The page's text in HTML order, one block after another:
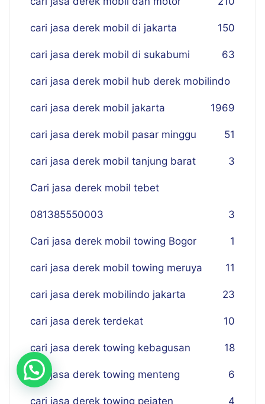
cari jasa derek mobil di jakarta 150
cari jasa derek mobil di sukabumi 63
cari jasa derek mobil hub derek mobilindo
69
cari jasa derek mobil jakarta 19
cari jasa derek mobil pasar minggu 51
cari jasa derek mobil tanjung barat 3
Cari jasa derek mobil tebet
081385550003 3
Cari jasa derek mobil towing Bogor 1
cari jasa derek mobil towing meruya 11
cari jasa derek mobilindo jakarta 23
cari jasa derek terdekat 10
cari jasa derek towing kebagusan 18
cari jasa derek towing menteng 6
cari jasa derek towing pejaten 4